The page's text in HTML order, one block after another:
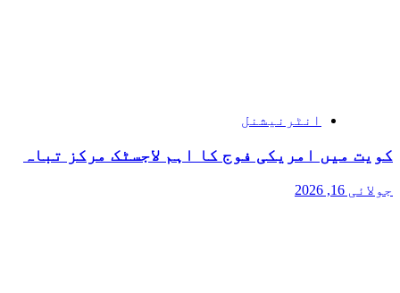
انٹرنیشنل
کویت میں امریکی فوج کا اہم لاجسٹک مرکز تباہ
جولائی 16, 2026